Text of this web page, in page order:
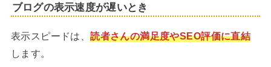
ブログの表示速度が遅いとき
表示スピードは、読者さんの満足度やSEO評価に直結
します。